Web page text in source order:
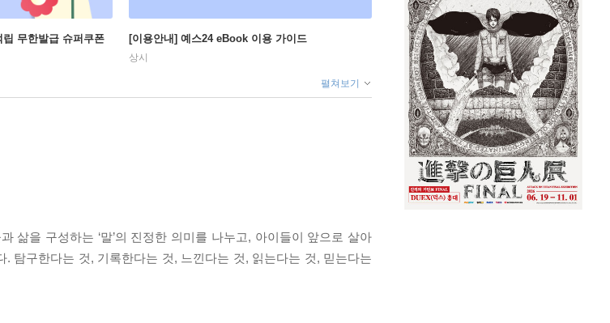
무한발급 슈퍼쿠폰 [이용안내] 예스24 eBook 이용 가이드
상시
펼쳐보기
삶을 구성하는 ‘말’의 진정한 의미를 나누고, 아이들이 앞으로 살아
탐구한다는 것, 기록한다는 것, 느낀다는 것, 읽는다는 것, 믿는다는